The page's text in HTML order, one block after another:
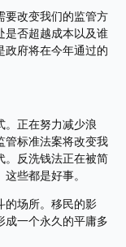
要改变我们的监管方
是否超越成本以及谁
政府将在今年通过的
。正在努力减少浪
管标准法案将改变我
。反洗钱法正在被简
些都是好事。
的场所。移民的影
成一个永久的平庸多